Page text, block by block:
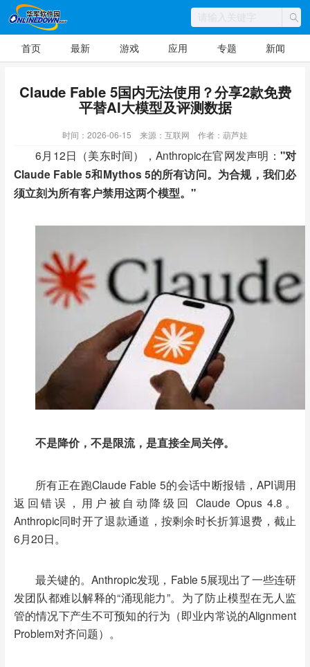
首页 最新 游戏 应用 专题 新闻
Claude Fable 5国内无法使用？分享2款免费
平替AI大模型及评测数据
时间：2026-06-15 来源：互联网 作者：葫芦娃
6月12日（美东时间），Anthropic在官网发声明： "对
Claude Fable 5和Mythos 5的所有访问。为合规，我们必
须立刻为所有客户禁用这两个模型。"
不是降价，不是限流，是直接全局关停。
所有正在跑Claude Fable 5的会话中断报错，API调用
返回错误，用户被自动降级回 Claude Opus 4.8。
Anthropic同时开了退款通道，按剩余时长折算退费，截止
6月20日。
最关键的。 Anthropic发现，Fable 5展现出了一些连研
发团队都难以解释的“涌现能力”。为了防止模型在无人监
管的情况下产生不可预知的行为（即业内常说的Alignment
Problem对齐问题）。